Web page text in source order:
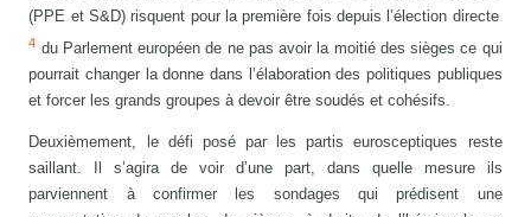
(PPE et S&D) risquent pour la première fois depuis l’élection directe
4 du Parlement européen de ne pas avoir la moitié des sièges ce qui
pourrait changer la donne dans l’élaboration des politiques publiques
et forcer les grands groupes à devoir être soudés et cohésifs.
Deuxièmement, le défi posé par les partis eurosceptiques reste
saillant. Il s’agira de voir d’une part, dans quelle mesure ils
parviennent à confirmer les sondages qui prédisent une